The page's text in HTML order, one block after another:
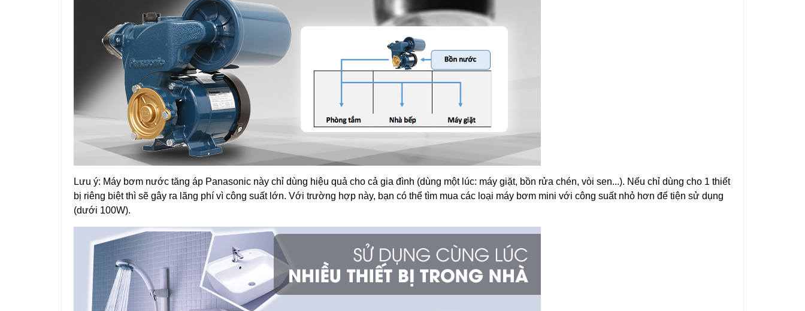
Lưu ý: Máy bơm nước tăng áp Panasonic này chỉ dùng hiệu quả cho cả gia đình (dùng một lúc: máy giặt, bồn rửa chén, vòi sen...). Nếu chỉ dùng cho 1 thiết
bị riêng biệt thì sẽ gây ra lãng phí vì công suất lớn. Với trường hợp này, bạn có thể tìm mua các loại máy bơm mini với công suất nhỏ hơn để tiện sử dụng
(dưới 100W).